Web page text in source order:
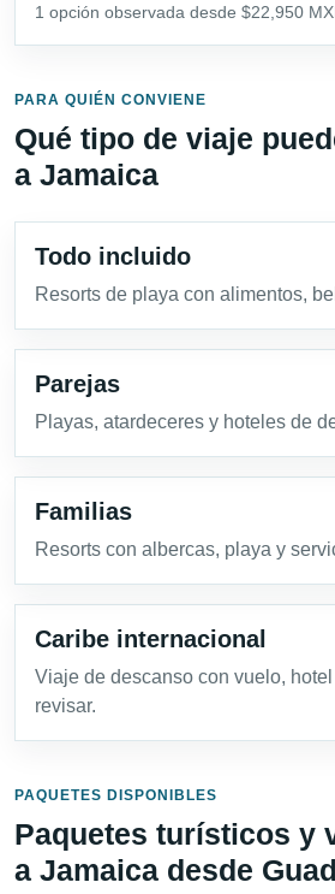
1 opción observada desde $22,950
PARA QUIÉN CONVIENE
Qué tipo de viaje
a Jamaica
Todo incluido
Resorts de playa con alimentos,
Parejas
Playas, atardeceres y hoteles de
Familias
Resorts con albercas, playa y
Caribe internacional
Viaje de descanso con vuelo,
revisar.
PAQUETES DISPONIBLES
Paquetes turísticos y
a Jamaica desde